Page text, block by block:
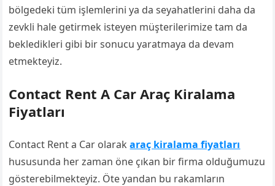
bölgedeki tüm işlemlerini ya da seyahatlerini daha da
zevkli hale getirmek isteyen müşterilerimize tam da
bekledikleri gibi bir sonucu yaratmaya da devam
etmekteyiz.
Contact Rent A Car Araç Kiralama
Fiyatları
Contact Rent a Car olarakaraç kiralama fiyatları
hususunda her zaman öne çıkan bir firma olduğumuzu
gösterebilmekteyiz. Öte yandan bu rakamların